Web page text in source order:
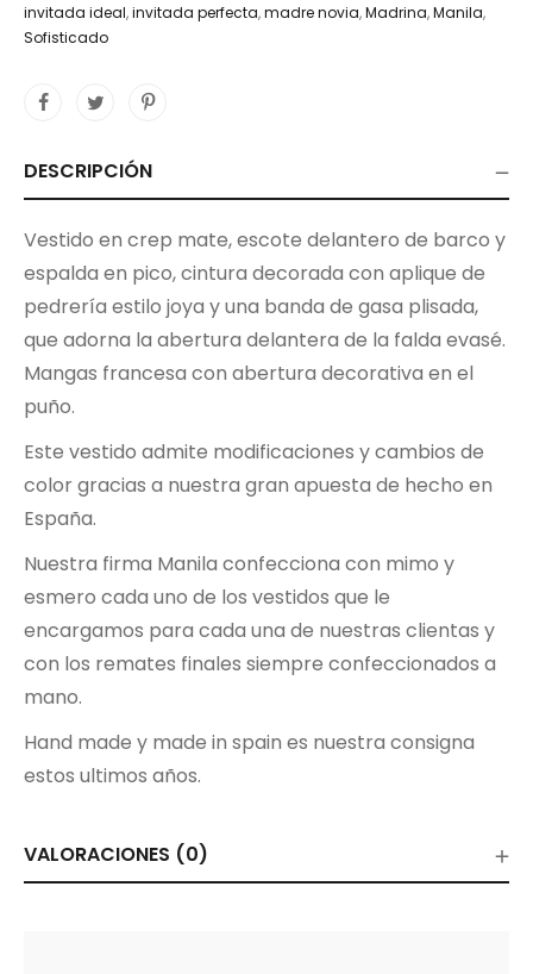
invitada ideal,invitada perfecta,madre novia,Madrina,Manila,
Sofisticado
DESCRIPCIÓN
Vestido en crep mate, escote delantero de barco y
espalda en pico, cintura decorada con aplique de
pedrería estilo joya y una banda de gasa plisada,
que adorna la abertura delantera de la falda evasé.
Mangas francesa con abertura decorativa en el
puño.
Este vestido admite modificaciones y cambios de
color gracias a nuestra gran apuesta de hecho en
España.
Nuestra firma Manila confecciona con mimo y
esmero cada uno de los vestidos que le
encargamos para cada una de nuestras clientas y
con los remates finales siempre confeccionados a
mano.
Hand made y made in spain es nuestra consigna
estos ultimos años.
VALORACIONES (0)